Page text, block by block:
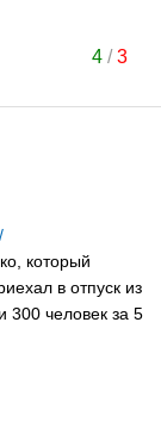
4/3
который
в отпуск из
300 человек за 5